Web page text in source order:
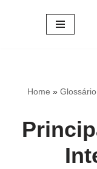
Home » Glossário